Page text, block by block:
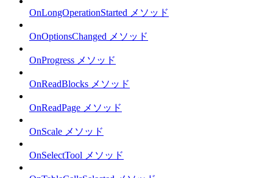
OnLongOperationStarted メソッド
OnOptionsChanged メソッド
OnProgress メソッド
OnReadBlocks メソッド
OnReadPage メソッド
OnScale メソッド
OnSelectTool メソッド